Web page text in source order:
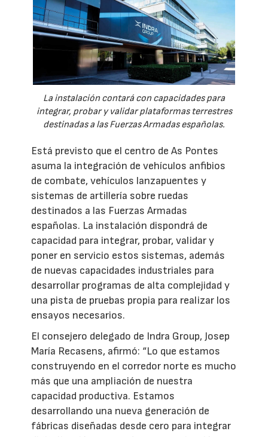
La instalación contará con capacidades para
integrar, probar y validar plataformas terrestres
destinadas a las Fuerzas Armadas españolas.
Está previsto que el centro de As Pontes
asuma la integración de vehículos anfibios
de combate, vehículos lanzapuentes y
sistemas de artillería sobre ruedas
destinados a las Fuerzas Armadas
españolas. La instalación dispondrá de
capacidad para integrar, probar, validar y
poner en servicio estos sistemas, además
de nuevas capacidades industriales para
desarrollar programas de alta complejidad y
una pista de pruebas propia para realizar los
ensayos necesarios.
El consejero delegado de Indra Group, Josep
María Recasens, afirmó: “Lo que estamos
construyendo en el corredor norte es mucho
más que una ampliación de nuestra
capacidad productiva. Estamos
desarrollando una nueva generación de
fábricas diseñadas desde cero para integrar